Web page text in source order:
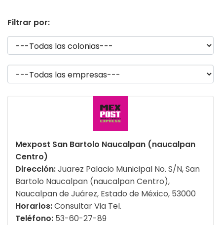
Filtrar por:
Mexpost San Bartolo Naucalpan (naucalpan
Centro)
Dirección:Juarez Palacio Municipal No. S/N, San
Bartolo Naucalpan (naucalpan Centro),
Naucalpan de Juárez, Estado de México, 53000
Horarios:Consultar Via Tel.
Teléfono: 53-60-27-89